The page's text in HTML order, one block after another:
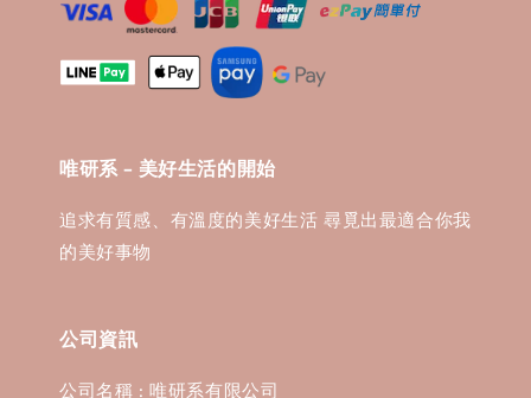
唯研系 - 美好生活的開始
追求有質感、有溫度的美好生活 尋覓出最適合你我
的美好事物
公司資訊
公司名稱 : 唯研系有限公司